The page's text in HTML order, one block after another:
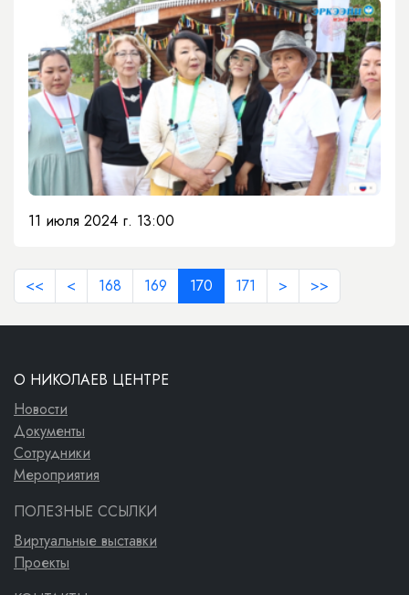
11 июля 2024 г. 13:00
<< < 168 169 170 171 > >>
О НИКОЛАЕВ ЦЕНТРЕ
Новости
Документы
Сотрудники
Мероприятия
ПОЛЕЗНЫЕ ССЫЛКИ
Виртуальные выставки
Проекты